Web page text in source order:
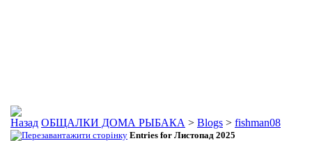
ОБЩАЛКИ ДОМА РЫБАКА > Blogs > fishman08
Entries for Листопад 2025